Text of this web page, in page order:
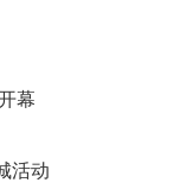
幕
活动